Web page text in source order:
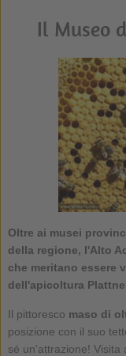
Il Museo
Oltre ai musei
della regione, l'Alto
che meritano essere
dell'apicoltura
Il pittoresco maso di
posizione con il suo
sé un'attrazione! Visita